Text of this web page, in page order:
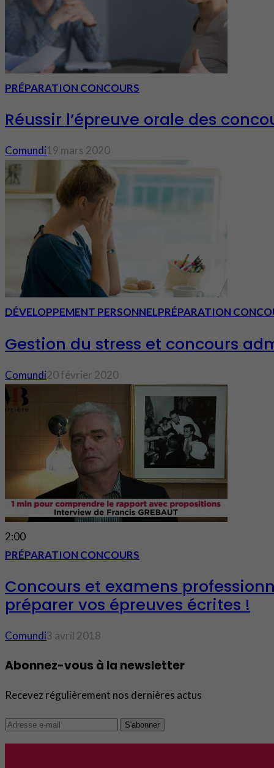
PRÉPARATION CONCOURS
Réussir l’épreuve orale des
Comundi19 mars 2020
DÉVELOPPEMENT PERSONNELPRÉPARATION
Gestion du stress et concours
Comundi20 février 2020
2:00
PRÉPARATION CONCOURS
Concours et examens
préparer vos épreuves écrites !
Comundi3 avril 2018
Abonnez-vous à la newsletter
Recevez régulièrement nos dernières actus
S'abonner